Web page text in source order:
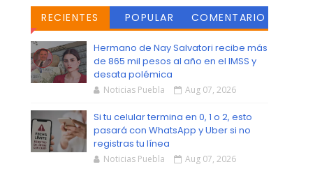
RECIENTES POPULAR
COMENTARIO
Hermano de Nay Salvatori recibe más
de 865 mil pesos al año en el IMSS y
desata polémica
Noticias Puebla Aug 07, 2026
Si tu celular termina en 0, 1 o 2, esto
pasará con WhatsApp y Uber si no
registras tu línea
Noticias Puebla Aug 07, 2026